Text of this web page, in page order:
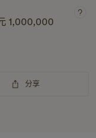
1,000,000
分享